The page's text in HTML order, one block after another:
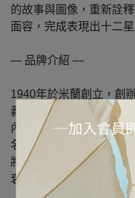
的故事與圖像，重新詮
面容，完成表現出十二
— 品牌介紹 —
1940年於米蘭創立，創
義大利最重要的藝術家
內設計等多樣領域，一
名的系列莫過於對歌劇
將源源不絕的創作靈感
衰的藝術收藏。